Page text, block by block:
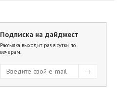
Подписка на дайджест
Рассылка выходит раз в сутки по
вечерам.